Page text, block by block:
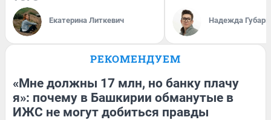
Екатерина Литкевич Надежда Губарь
РЕКОМЕНДУЕМ
«Мне должны 17 млн, но банку плачу
я»: почему в Башкирии обманутые в
ИЖС не могут добиться правды